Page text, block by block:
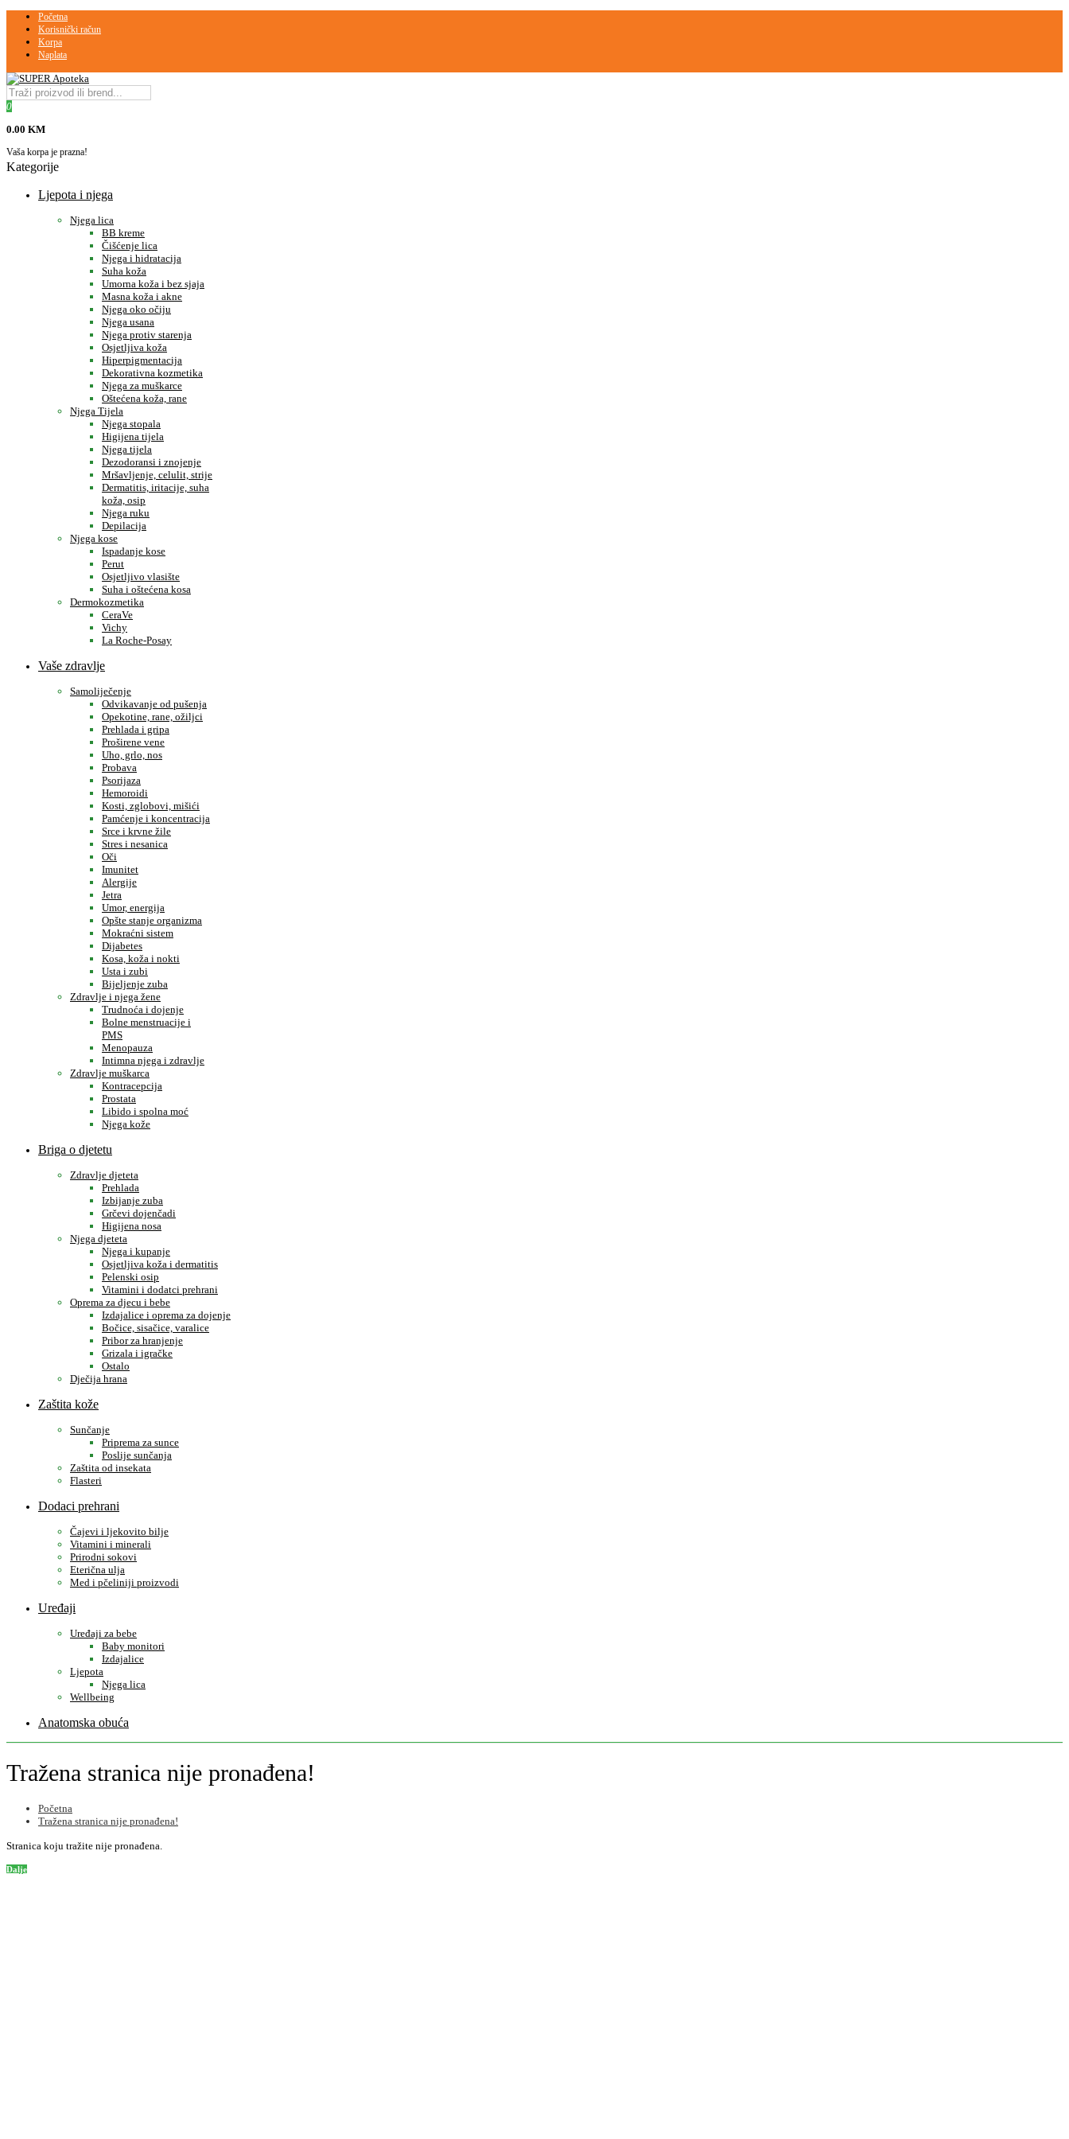
Početna
Korisnički račun
Korpa
Naplata
0
0.00 KM
Vaša korpa je prazna!
Kategorije
Ljepota i njega
Njega lica
BB kreme
Čišćenje lica
Njega i hidratacija
Suha koža
Umorna koža i bez sjaja
Masna koža i akne
Njega oko očiju
Njega usana
Njega protiv starenja
Osjetljiva koža
Hiperpigmentacija
Dekorativna kozmetika
Njega za muškarce
Oštećena koža, rane
Njega Tijela
Njega stopala
Higijena tijela
Njega tijela
Dezodoransi i znojenje
Mršavljenje, celulit, strije
Dermatitis, iritacije, suha
koža, osip
Njega ruku
Depilacija
Njega kose
Ispadanje kose
Perut
Osjetljivo vlasište
Suha i oštećena kosa
Dermokozmetika
CeraVe
Vichy
La Roche-Posay
Vaše zdravlje
Samoliječenje
Odvikavanje od pušenja
Opekotine, rane, ožiljci
Prehlada i gripa
Proširene vene
Uho, grlo, nos
Probava
Psorijaza
Hemoroidi
Kosti, zglobovi, mišići
Pamćenje i koncentracija
Srce i krvne žile
Stres i nesanica
Oči
Imunitet
Alergije
Jetra
Umor, energija
Opšte stanje organizma
Mokraćni sistem
Dijabetes
Kosa, koža i nokti
Usta i zubi
Bijeljenje zuba
Zdravlje i njega žene
Trudnoća i dojenje
Bolne menstruacije i
PMS
Menopauza
Intimna njega i zdravlje
Zdravlje muškarca
Kontracepcija
Prostata
Libido i spolna moć
Njega kože
Briga o djetetu
Zdravlje djeteta
Prehlada
Izbijanje zuba
Grčevi dojenčadi
Higijena nosa
Njega djeteta
Njega i kupanje
Osjetljiva koža i dermatitis
Pelenski osip
Vitamini i dodatci prehrani
Oprema za djecu i bebe
Izdajalice i oprema za dojenje
Bočice, sisačice, varalice
Pribor za hranjenje
Grizala i igračke
Ostalo
Dječija hrana
Zaštita kože
Sunčanje
Priprema za sunce
Poslije sunčanja
Zaštita od insekata
Flasteri
Dodaci prehrani
Čajevi i ljekovito bilje
Vitamini i minerali
Prirodni sokovi
Eterična ulja
Med i pčeliniji proizvodi
Uređaji
Uređaji za bebe
Baby monitori
Izdajalice
Ljepota
Njega lica
Wellbeing
Anatomska obuća
Tražena stranica nije pronađena!
Početna
Tražena stranica nije pronađena!
Stranica koju tražite nije pronađena.
Dalje